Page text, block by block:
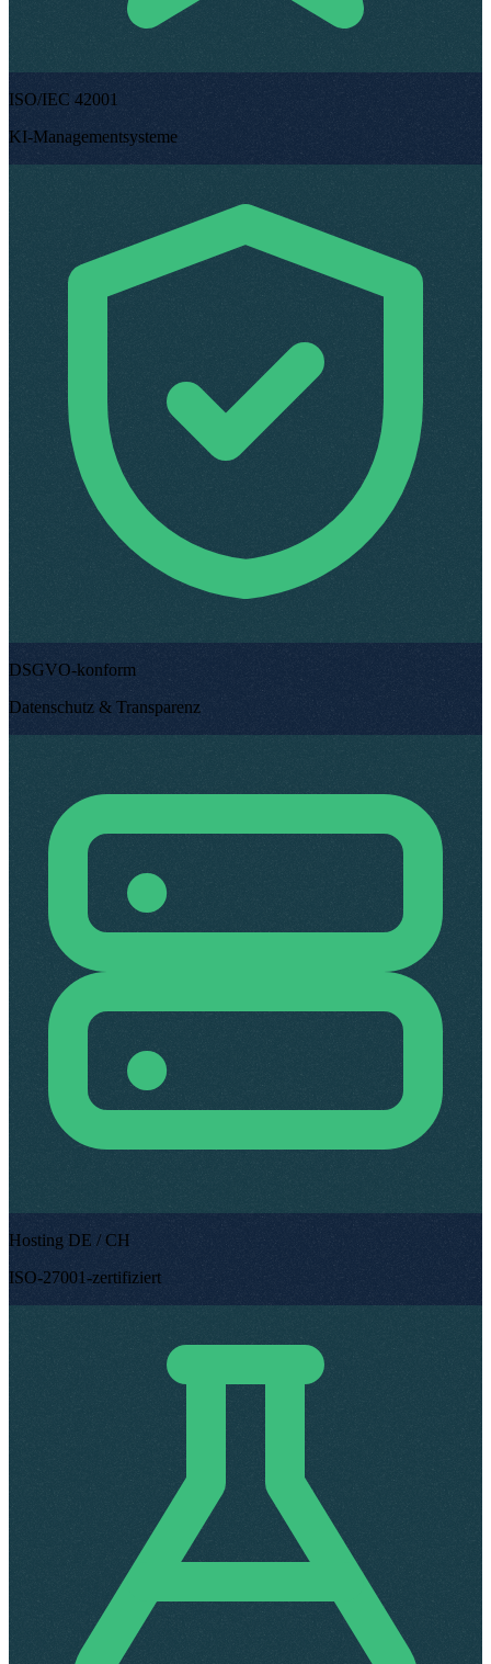
ISO/IEC 42001
KI-Managementsysteme
DSGVO-konform
Datenschutz & Transparenz
Hosting DE / CH
ISO-27001-zertifiziert